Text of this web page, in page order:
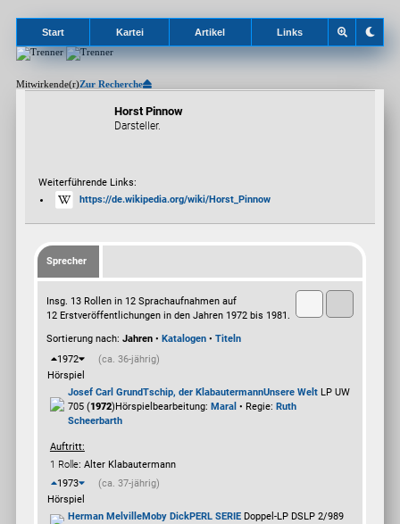
Start Kartei Artikel Links
Mitwirkende(r)Zur Recherche
Horst Pinnow
Darsteller.
Weiterführende Links:
https://de.wikipedia.org/wiki/Horst_Pinnow
Sprecher
Insg. 13 Rollen in 12 Sprachaufnahmen auf
12 Erstveröffentlichungen in den Jahren 1972 bis 1981.
Sortierung nach: Jahren• Katalogen• Titeln
1972
(ca. 36-jährig)
Hörspiel
Josef Carl GrundTschip, der KlabautermannUnsere WeltLP UW
705 (1972) Hörspielbearbeitung: Maral • Regie: Ruth
Scheerbarth
Auftritt:
1 Rolle: Alter Klabautermann
1973
(ca. 37-jährig)
Hörspiel
Herman MelvilleMoby DickPERL SERIEDoppel-LP DSLP 2/989